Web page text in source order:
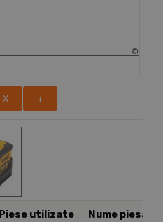
X +
Piese utilizate Nume piesa